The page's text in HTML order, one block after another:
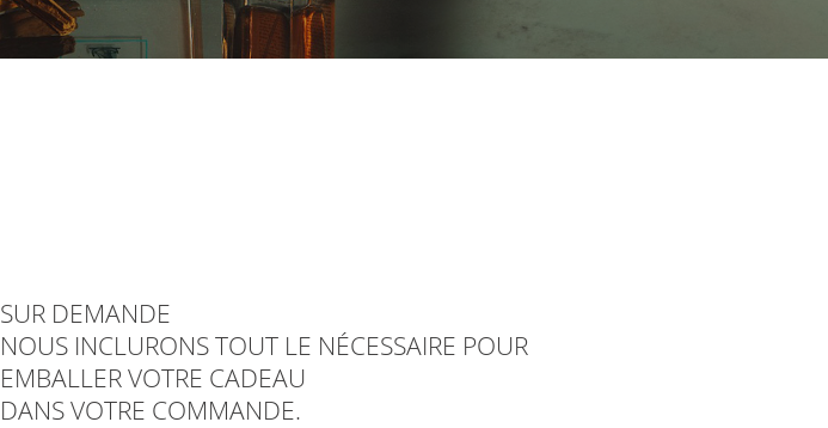
SUR DEMANDE
NOUS INCLURONS TOUT LE NÉCESSAIRE POUR
EMBALLER VOTRE CADEAU
DANS VOTRE COMMANDE.